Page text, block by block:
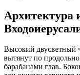
Архитектура
Высокий двусветный
вытянут по
барабанами глав.